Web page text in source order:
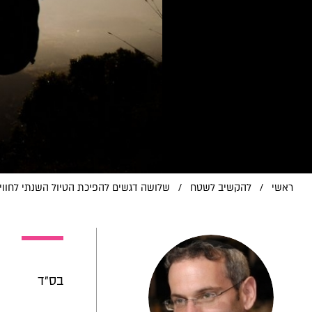
ראשי / להקשיב לשטח / שלושה דגשים להפיכת הטיול השנתי
בס"ד